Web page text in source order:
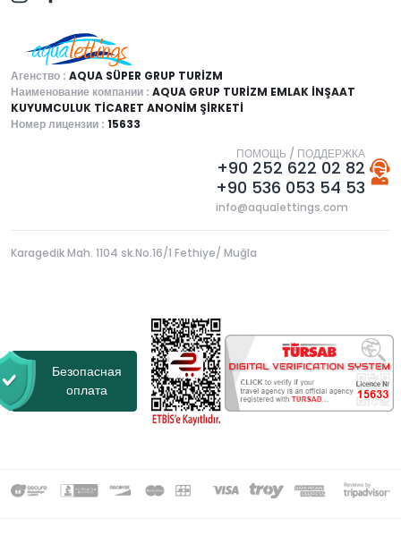
Агенство : AQUA SÜPER GRUP TURİZM
Наименование компании : AQUA GRUP TURİZM EMLAK İNŞAAT
KUYUMCULUK TİCARET ANONİM ŞİRKETİ
Номер лицензии : 15633
ПОМОЩЬ / ПОДДЕРЖКА
+90 252 622 02 82
+90 536 053 54 53
info@aqualettings.com
Karagedik Mah. 1104 sk.No.16/1 Fethiye/ Muğla
Безопасная
оплата